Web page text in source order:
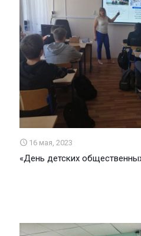
16 мая, 2023
«День детских